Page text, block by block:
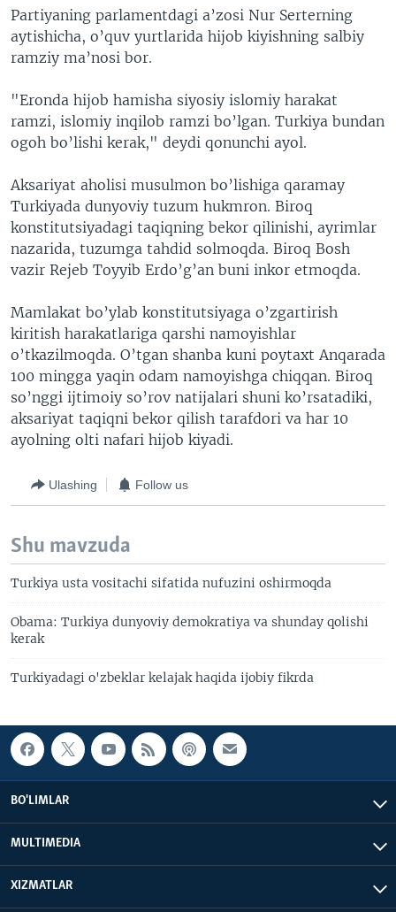
Partiyaning parlamentdagi a’zosi Nur Serterning
aytishicha, o’quv yurtlarida hijob kiyishning salbiy
ramziy ma’nosi bor.
"Eronda hijob hamisha siyosiy islomiy harakat
ramzi, islomiy inqilob ramzi bo’lgan. Turkiya bundan
ogoh bo’lishi kerak," deydi qonunchi ayol.
Aksariyat aholisi musulmon bo’lishiga qaramay
Turkiyada dunyoviy tuzum hukmron. Biroq
konstitutsiyadagi taqiqning bekor qilinishi, ayrimlar
nazarida, tuzumga tahdid solmoqda. Biroq Bosh
vazir Rejeb Toyyib Erdo’g’an buni inkor etmoqda.
Mamlakat bo’ylab konstitutsiyaga o’zgartirish
kiritish harakatlariga qarshi namoyishlar
o’tkazilmoqda. O’tgan shanba kuni poytaxt Anqarada
100 mingga yaqin odam namoyishga chiqqan. Biroq
so’nggi ijtimoiy so’rov natijalari shuni ko’rsatadiki,
aksariyat taqiqni bekor qilish tarafdori va har 10
ayolning olti nafari hijob kiyadi.
Ulashing Follow us
Shu mavzuda
Turkiya usta vositachi sifatida nufuzini oshirmoqda
Obama: Turkiya dunyoviy demokratiya va shunday qolishi
kerak
Turkiyadagi o'zbeklar kelajak haqida ijobiy fikrda
BO'LIMLAR
MULTIMEDIA
XIZMATLAR